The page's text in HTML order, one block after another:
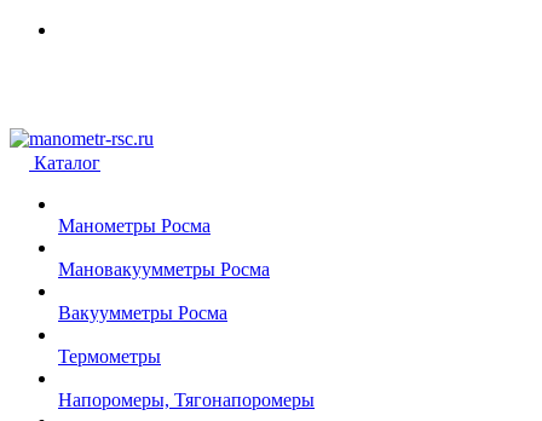
Каталог
Манометры Росма
Мановакуумметры Росма
Вакуумметры Росма
Термометры
Напоромеры, Тягонапоромеры